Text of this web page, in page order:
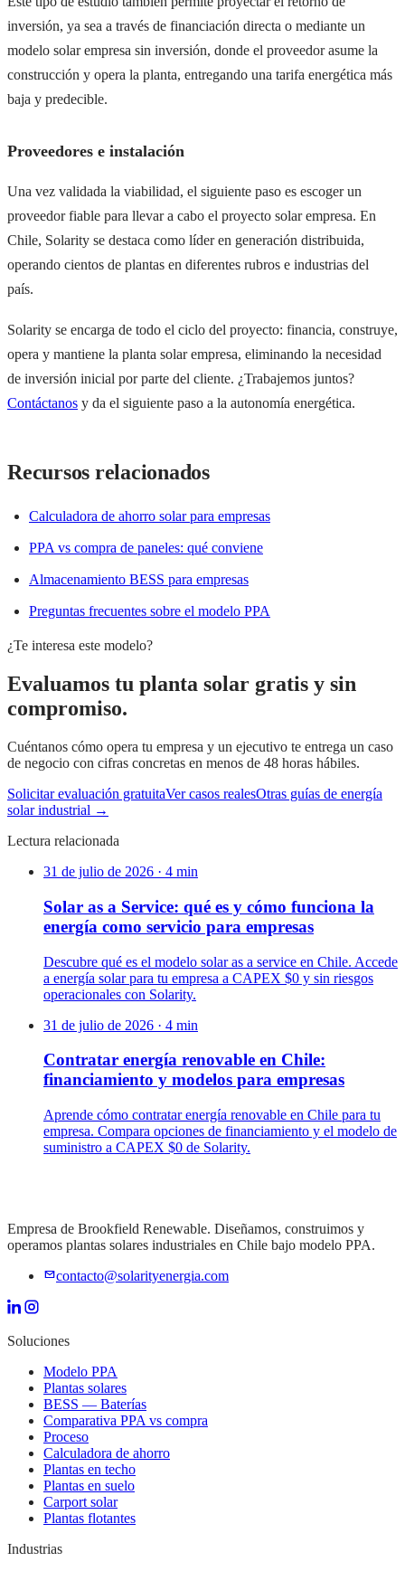
inversión, ya sea a través de financiación directa o mediante un
modelo solar empresa sin inversión, donde el proveedor asume la
construcción y opera la planta, entregando una tarifa energética más
baja y predecible.
Proveedores e instalación
Una vez validada la viabilidad, el siguiente paso es escoger un
proveedor fiable para llevar a cabo el proyecto solar empresa. En
Chile, Solarity se destaca como líder en generación distribuida,
operando cientos de plantas en diferentes rubros e industrias del
país.
Solarity se encarga de todo el ciclo del proyecto: financia, construye,
opera y mantiene la planta solar empresa, eliminando la necesidad
de inversión inicial por parte del cliente. ¿Trabajemos juntos?
Contáctanos y da el siguiente paso a la autonomía energética.
Recursos relacionados
Calculadora de ahorro solar para empresas
PPA vs compra de paneles: qué conviene
Almacenamiento BESS para empresas
Preguntas frecuentes sobre el modelo PPA
¿Te interesa este modelo?
Evaluamos tu planta solar gratis y sin
compromiso.
Cuéntanos cómo opera tu empresa y un ejecutivo te entrega un caso
de negocio con cifras concretas en menos de 48 horas hábiles.
Solicitar evaluación gratuitaVer casos realesOtras guías de energía
solar industrial →
Lectura relacionada
31 de julio de 2026 · 4 min
Solar as a Service: qué es y cómo funciona la
energía como servicio para empresas
Descubre qué es el modelo solar as a service en Chile. Accede
a energía solar para tu empresa a CAPEX $0 y sin riesgos
operacionales con Solarity.
31 de julio de 2026 · 4 min
Contratar energía renovable en Chile:
financiamiento y modelos para empresas
Aprende cómo contratar energía renovable en Chile para tu
empresa. Compara opciones de financiamiento y el modelo de
suministro a CAPEX $0 de Solarity.
Empresa de Brookfield Renewable. Diseñamos, construimos y
operamos plantas solares industriales en Chile bajo modelo PPA.
contacto@solarityenergia.com
Soluciones
Modelo PPA
Plantas solares
BESS — Baterías
Comparativa PPA vs compra
Proceso
Calculadora de ahorro
Plantas en techo
Plantas en suelo
Carport solar
Plantas flotantes
Industrias